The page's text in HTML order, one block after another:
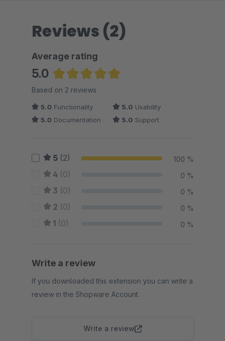
Reviews (2)
Average rating
5.0
Average rating of 5 out of 5 stars
Based on 2 reviews
5.0 Functionality 5.0 Usability
5.0 Documentation 5.0 Support
5 (2) 100 %
4 (0) 0 %
3 (0) 0 %
2 (0) 0 %
1 (0) 0 %
Write a review
If you downloaded this extension you can write a
review in the Shopware Account.
Write a review